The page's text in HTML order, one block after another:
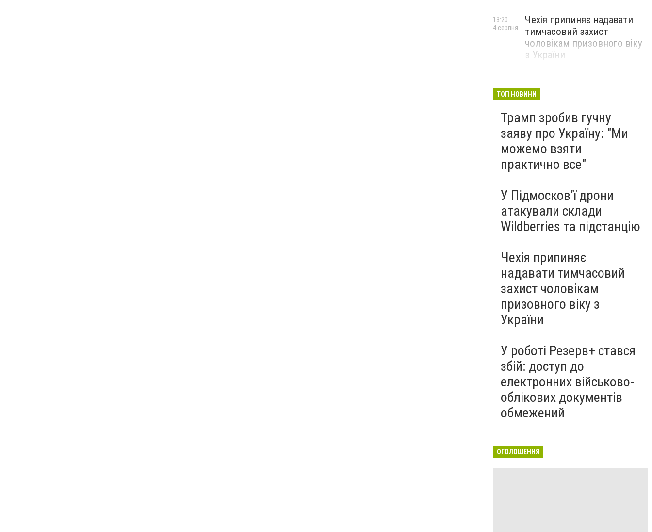
Чехія припиняє надавати
тимчасовий захист
чоловікам призовного віку
з України
13:20
4 серпня
ТОП НОВИНИ
Трамп зробив гучну
заяву про Україну: "Ми
можемо взяти
практично все"
У Підмосков’ї дрони
атакували склади
Wildberries та підстанцію
Чехія припиняє
надавати тимчасовий
захист чоловікам
призовного віку з
України
У роботі Резерв+ стався
збій: доступ до
електронних військово-
облікових документів
обмежений
ОГОЛОШЕННЯ